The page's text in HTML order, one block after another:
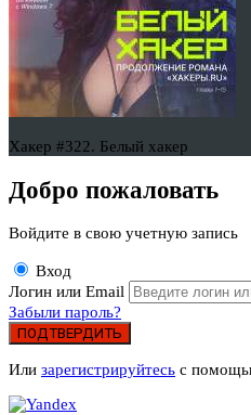
Хакер #322. Белый хакер
Добро пожаловать
Войдите в свою учетную запись
Вход
Логин или Email
Забыли пароль?
ПОДТВЕРДИТЬ
Или зарегистрируйтесь с